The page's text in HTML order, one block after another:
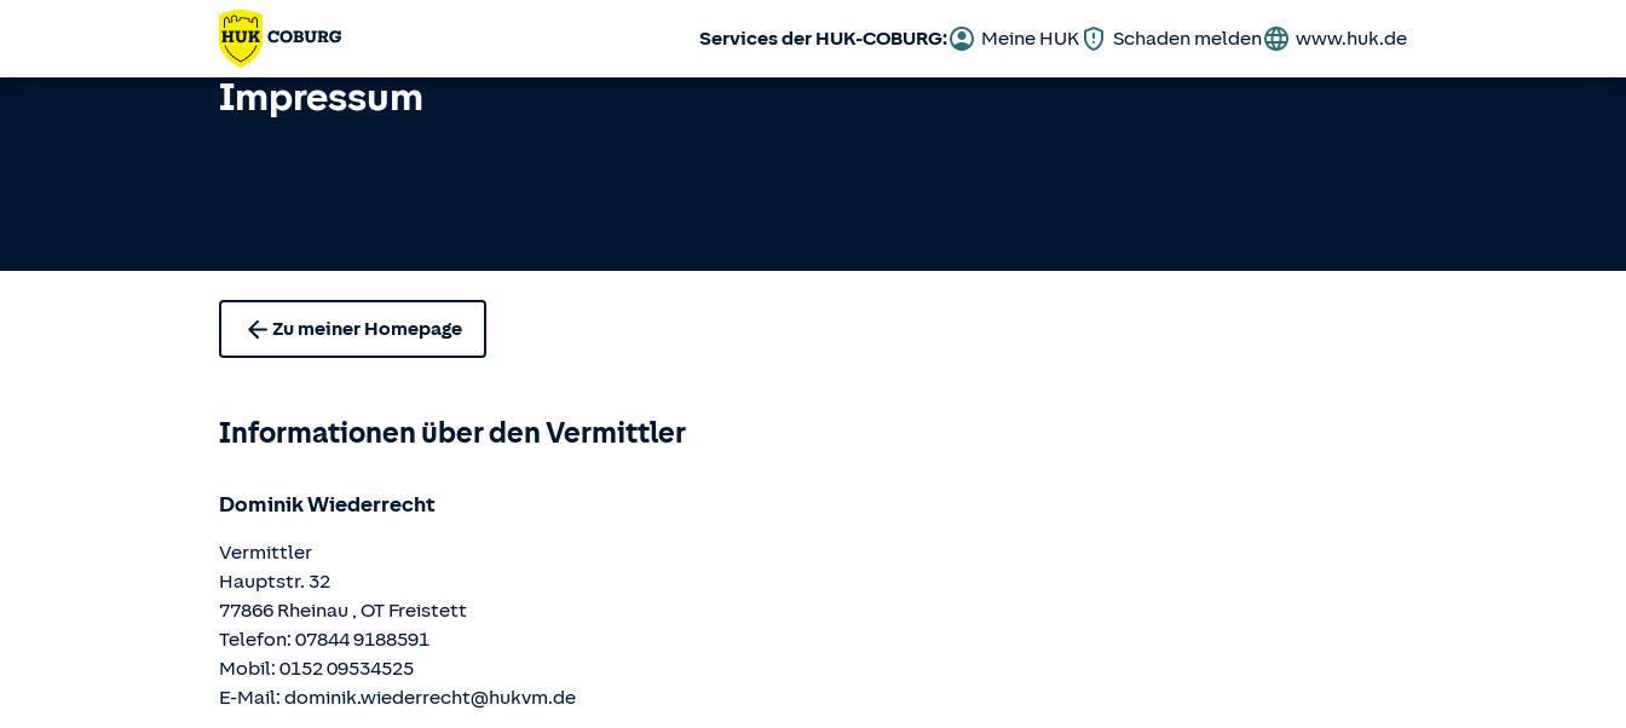
Services der HUK-COBURG: Meine HUK Schaden melden www.huk.de
Impressum
Zu meiner Homepage
Informationen über den Vermittler
Dominik Wiederrecht
Vermittler
Hauptstr. 32
77866 Rheinau , OT Freistett
Telefon: 07844 9188591
Mobil: 0152 09534525
E-Mail: dominik.wiederrecht@hukvm.de